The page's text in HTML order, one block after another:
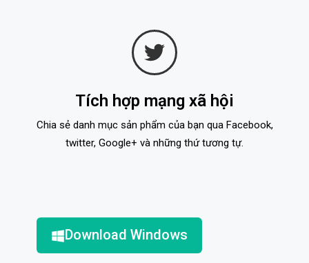
Tích hợp mạng xã hội
Chia sẻ danh mục sản phẩm của bạn qua Facebook,
twitter, Google+ và những thứ tương tự.
Download Windows